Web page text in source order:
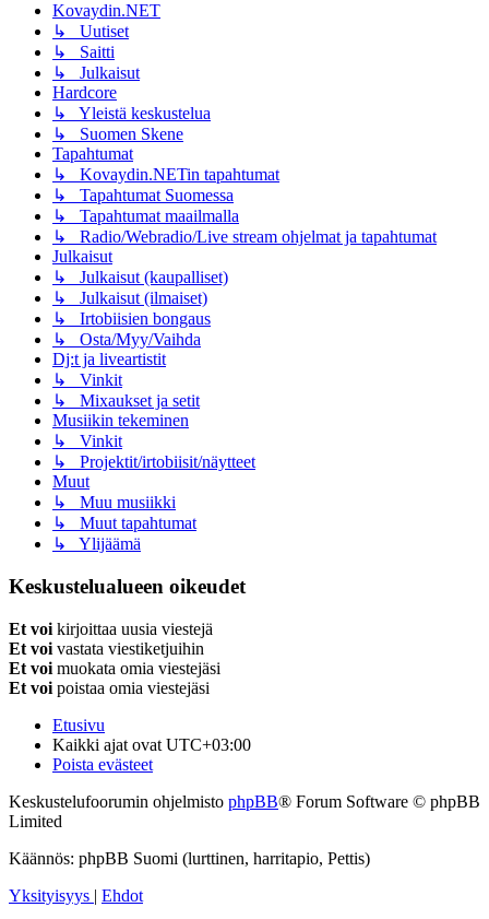
Kovaydin.NET
↳ Uutiset
↳ Saitti
↳ Julkaisut
Hardcore
↳ Yleistä keskustelua
↳ Suomen Skene
Tapahtumat
↳ Kovaydin.NETin tapahtumat
↳ Tapahtumat Suomessa
↳ Tapahtumat maailmalla
↳ Radio/Webradio/Live stream ohjelmat ja tapahtumat
Julkaisut
↳ Julkaisut (kaupalliset)
↳ Julkaisut (ilmaiset)
↳ Irtobiisien bongaus
↳ Osta/Myy/Vaihda
Dj:t ja liveartistit
↳ Vinkit
↳ Mixaukset ja setit
Musiikin tekeminen
↳ Vinkit
↳ Projektit/irtobiisit/näytteet
Muut
↳ Muu musiikki
↳ Muut tapahtumat
↳ Ylijäämä
Keskustelualueen oikeudet
Et voi kirjoittaa uusia viestejä
Et voi vastata viestiketjuihin
Et voi muokata omia viestejäsi
Et voi poistaa omia viestejäsi
Etusivu
Kaikki ajat ovat UTC+03:00
Poista evästeet
Keskustelufoorumin ohjelmisto phpBB® Forum Software © phpBB
Limited
Käännös: phpBB Suomi (lurttinen, harritapio, Pettis)
Yksityisyys | Ehdot